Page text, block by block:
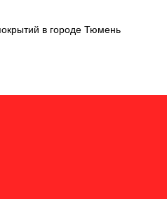
в городе Тюмень